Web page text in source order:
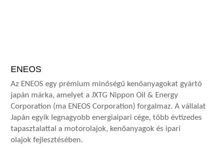
ENEOS
Az ENEOS egy prémium minőségű kenőanyagokat gyártó
japán márka, amelyet a JXTG Nippon Oil & Energy
Corporation (ma ENEOS Corporation) forgalmaz. A vállalat
Japán egyik legnagyobb energiaipari cége, több évtizedes
tapasztalattal a motorolajok, kenőanyagok és ipari
olajok fejlesztésében.